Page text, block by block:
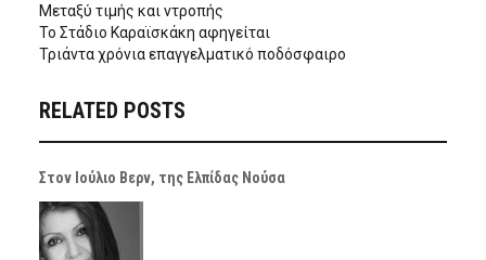
Μεταξύ τιμής και ντροπής
Το Στάδιο Καραϊσκάκη αφηγείται
Τριάντα χρόνια επαγγελματικό ποδόσφαιρο
RELATED POSTS
Στον Ιούλιο Βερν, της Ελπίδας Νούσα